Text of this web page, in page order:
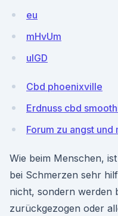
eu
mHvUm
uIGD
Cbd phoenixville
Erdnuss cbd
Forum zu angst
Wie beim Menschen,
bei Schmerzen sehr
nicht, sondern werden
zurückgezogen oder